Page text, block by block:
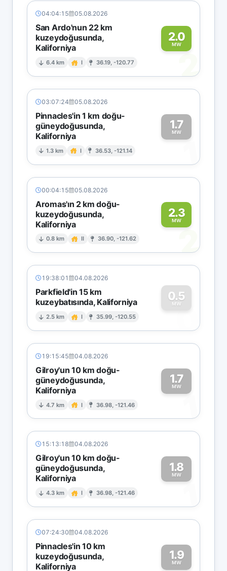
04:04:15 05.08.2026
San Ardo'nun 22 km
kuzeydoğusunda,
Kaliforniya
6.4 km I 36.19, -120.77
2.0
MW
2
03:07:24 05.08.2026
Pinnacles'in 1 km doğu-
güneydoğusunda,
Kaliforniya
1.3 km I 36.53, -121.14
1.7
MW
1
00:04:15 05.08.2026
Aromas'ın 2 km doğu-
kuzeydoğusunda,
Kaliforniya
0.8 km II 36.90, -121.62
2.3
MW
2
19:38:01 04.08.2026
Parkfield'in 15 km
kuzeybatısında, Kaliforniya
2.5 km I 35.99, -120.55
0.5
MW
0
19:15:45 04.08.2026
Gilroy'un 10 km doğu-
güneydoğusunda,
Kaliforniya
4.7 km I 36.98, -121.46
1.7
MW
1
15:13:18 04.08.2026
Gilroy'un 10 km doğu-
güneydoğusunda,
Kaliforniya
4.3 km I 36.98, -121.46
1.8
MW
1
07:24:30 04.08.2026
Pinnacles'in 10 km
kuzeydoğusunda,
Kaliforniya
1.9
MW